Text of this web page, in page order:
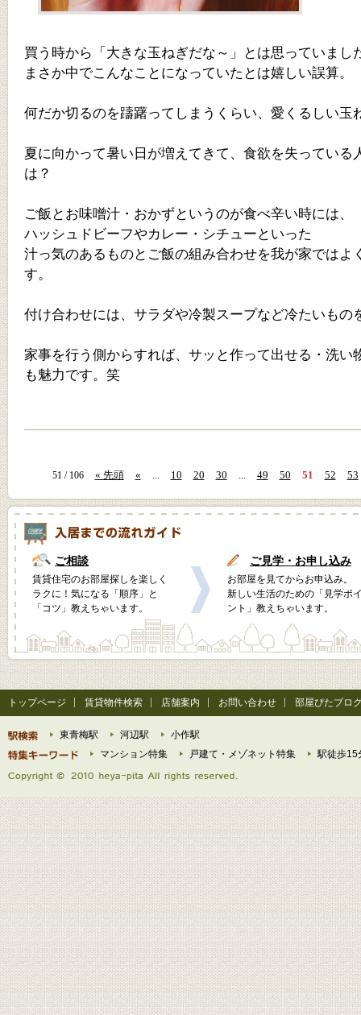
買う時から「大きな玉ねぎだな～」とは思っていまし
まさか中でこんなことになっていたとは嬉しい誤算。
何だか切るのを躊躇ってしまうくらい、愛くるしい玉
夏に向かって暑い日が増えてきて、食欲を失っている
は？
ご飯とお味噌汁・おかずというのが食べ辛い時には、
ハッシュドビーフやカレー・シチューといった
汁っ気のあるものとご飯の組み合わせを我が家ではよ
す。
付け合わせには、サラダや冷製スープなど冷たいもの
家事を行う側からすれば、サッと作って出せる・洗い
も魅力です。笑
51 / 106 « 先頭 « ... 10 20 30 ... 49 50 51 52 53
ご相談
賃貸住宅のお部屋探しを楽しく
ラクに！気になる「順序」と
「コツ」教えちゃいます。
ご見学・お申し込み
お部屋を見てからお申込み。
新しい生活のための「見学ポ
ント」教えちゃいます。
トップページ 賃貸物件検索 店舗案内 お問い合わせ 部屋ぴたブロ
東青梅駅 河辺駅
小作駅
マンション特集
戸建て・メゾネット特集 駅徒歩15